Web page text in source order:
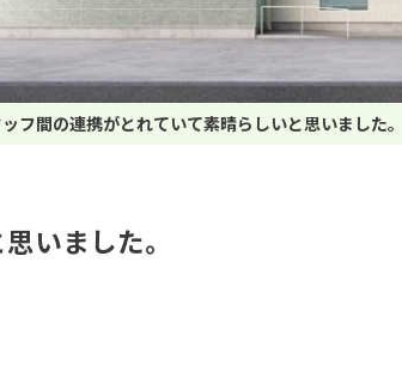
フ間の連携がとれていて素晴らしいと思いました。
いました。